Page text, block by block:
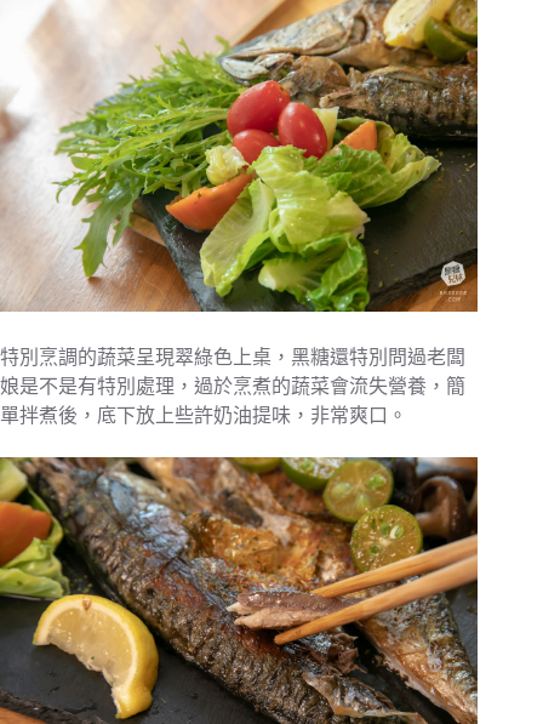
特別烹調的蔬菜呈現翠綠色上桌，黑糖還特別問過老闆
娘是不是有特別處理，過於烹煮的蔬菜會流失營養，簡
單拌煮後，底下放上些許奶油提味，非常爽口。